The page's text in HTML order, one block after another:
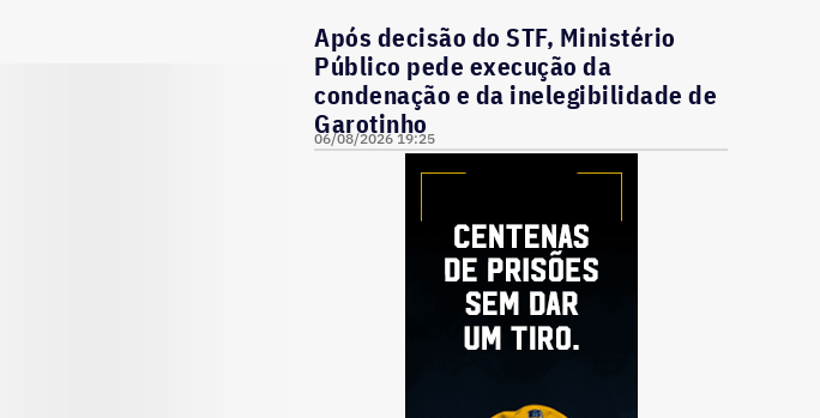
Após decisão do STF, Ministério
Público pede execução da
condenação e da inelegibilidade de
Garotinho
06/08/2026 19:25